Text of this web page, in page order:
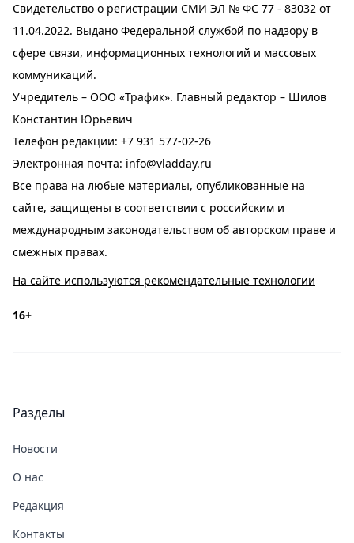
Свидетельство о регистрации СМИ ЭЛ № ФС 77 - 83032 от
11.04.2022. Выдано Федеральной службой по надзору в
сфере связи, информационных технологий и массовых
коммуникаций.
Учредитель – ООО «Трафик». Главный редактор – Шилов
Константин Юрьевич
Телефон редакции: +7 931 577-02-26
Электронная почта: info@vladday.ru
Все права на любые материалы, опубликованные на
сайте, защищены в соответствии с российским и
международным законодательством об авторском праве и
смежных правах.
На сайте используются рекомендательные технологии
16+
Разделы
Новости
О нас
Редакция
Контакты